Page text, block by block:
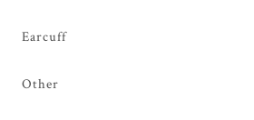
Earcuff
Other